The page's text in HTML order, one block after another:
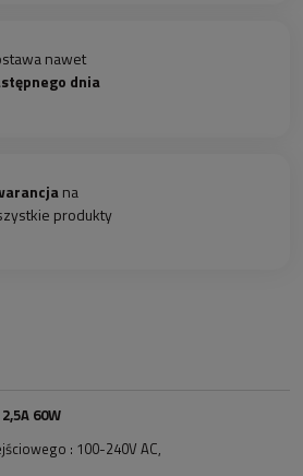
nawet
dnia
na
produkty
60W
: 100-240V AC,